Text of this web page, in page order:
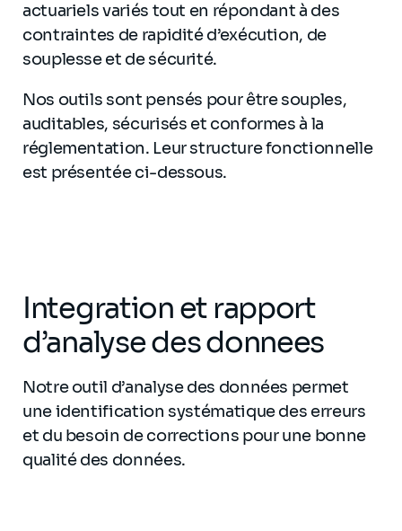
actuariels variés tout en répondant à des
contraintes de rapidité d’exécution, de
souplesse et de sécurité.
Nos outils sont pensés pour être souples,
auditables, sécurisés et conformes à la
réglementation. Leur structure fonctionnelle
est présentée ci-dessous.
Integration et rapport
d’analyse des donnees
Notre outil d’analyse des données permet
une identification systématique des erreurs
et du besoin de corrections pour une bonne
qualité des données.